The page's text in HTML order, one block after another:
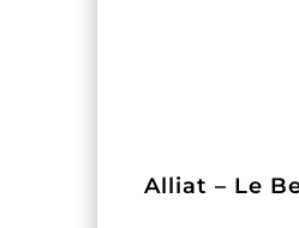
Alliat – Le